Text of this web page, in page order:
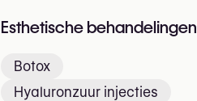
Esthetische behandelingen
Botox
Hyaluronzuur injecties